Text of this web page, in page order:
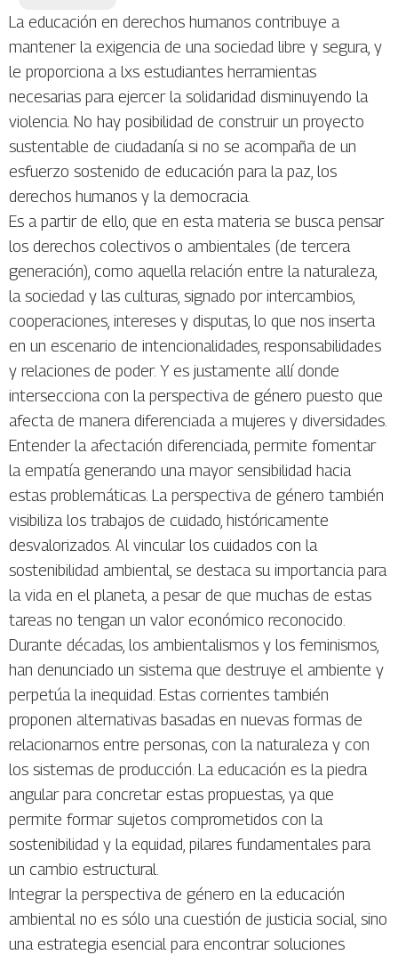
La educación en derechos humanos contribuye a
mantener la exigencia de una sociedad libre y segura, y
le proporciona a lxs estudiantes herramientas
necesarias para ejercer la solidaridad disminuyendo la
violencia. No hay posibilidad de construir un proyecto
sustentable de ciudadanía si no se acompaña de un
esfuerzo sostenido de educación para la paz, los
derechos humanos y la democracia.
Es a partir de ello, que en esta materia se busca pensar
los derechos colectivos o ambientales (de tercera
generación), como aquella relación entre la naturaleza,
la sociedad y las culturas, signado por intercambios,
cooperaciones, intereses y disputas, lo que nos inserta
en un escenario de intencionalidades, responsabilidades
y relaciones de poder. Y es justamente allí donde
intersecciona con la perspectiva de género puesto que
afecta de manera diferenciada a mujeres y diversidades.
Entender la afectación diferenciada, permite fomentar
la empatía generando una mayor sensibilidad hacia
estas problemáticas. La perspectiva de género también
visibiliza los trabajos de cuidado, históricamente
desvalorizados. Al vincular los cuidados con la
sostenibilidad ambiental, se destaca su importancia para
la vida en el planeta, a pesar de que muchas de estas
tareas no tengan un valor económico reconocido.
Durante décadas, los ambientalismos y los feminismos,
han denunciado un sistema que destruye el ambiente y
perpetúa la inequidad. Estas corrientes también
proponen alternativas basadas en nuevas formas de
relacionarnos entre personas, con la naturaleza y con
los sistemas de producción. La educación es la piedra
angular para concretar estas propuestas, ya que
permite formar sujetos comprometidos con la
sostenibilidad y la equidad, pilares fundamentales para
un cambio estructural.
Integrar la perspectiva de género en la educación
ambiental no es sólo una cuestión de justicia social, sino
una estrategia esencial para encontrar soluciones